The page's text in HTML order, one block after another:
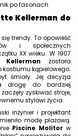
po fasonach
Kellerman do
trendy. To opowieść
i społecznych
XX wieku. W 1907
Kellerman została
kostiumu kąpielowego.
śmiały. Jej decyzja
drogę do bardziej
zyskiwać stroje,
stylowi życia.
inżynier i projektant
modę plażową.
Piscine Molitor w